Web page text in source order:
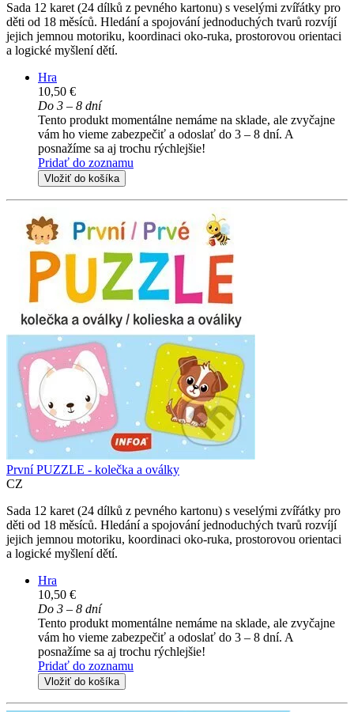
Sada 12 karet (24 dílků z pevného kartonu) s veselými zvířátky pro
děti od 18 měsíců. Hledání a spojování jednoduchých tvarů rozvíjí
jejich jemnou motoriku, koordinaci oko-ruka, prostorovou orientaci
a logické myšlení dětí.
Hra
10,50 €
Do 3 – 8 dní
Tento produkt momentálne nemáme na sklade, ale zvyčajne
vám ho vieme zabezpečiť a odoslať do 3 – 8 dní. A
posnažíme sa aj trochu rýchlejšie!
Pridať do zoznamu
Vložiť do košíka
První PUZZLE - kolečka a oválky
CZ
Sada 12 karet (24 dílků z pevného kartonu) s veselými zvířátky pro
děti od 18 měsíců. Hledání a spojování jednoduchých tvarů rozvíjí
jejich jemnou motoriku, koordinaci oko-ruka, prostorovou orientaci
a logické myšlení dětí.
Hra
10,50 €
Do 3 – 8 dní
Tento produkt momentálne nemáme na sklade, ale zvyčajne
vám ho vieme zabezpečiť a odoslať do 3 – 8 dní. A
posnažíme sa aj trochu rýchlejšie!
Pridať do zoznamu
Vložiť do košíka